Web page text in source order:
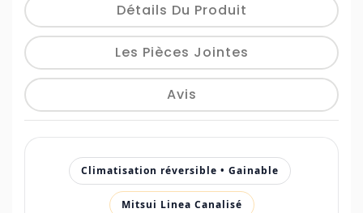
Détails Du Produit
Les Pièces Jointes
Avis
Climatisation réversible • Gainable
Mitsui Linea Canalisé